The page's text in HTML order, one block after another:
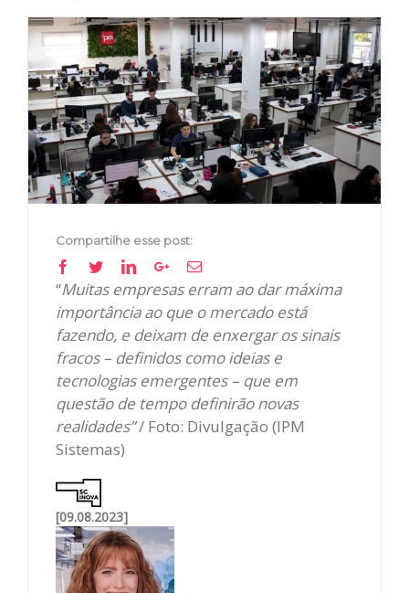
View
Larger
Image
Compartilhe esse post:
Facebook
TwitterLinkedinGoogle+Email
“Muitas empresas erram ao dar máxima
importância ao que o mercado está
fazendo, e deixam de enxergar os sinais
fracos – definidos como ideias e
tecnologias emergentes – que em
questão de tempo definirão novas
realidades”/ Foto: Divulgação (IPM
Sistemas)
[09.08.2023]